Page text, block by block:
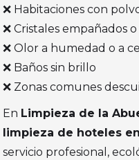
❌ Habitaciones con
❌ Cristales empañados
❌ Olor a humedad o a
❌ Baños sin brillo
❌ Zonas comunes
En Limpieza de la
limpieza de hoteles
servicio profesional,